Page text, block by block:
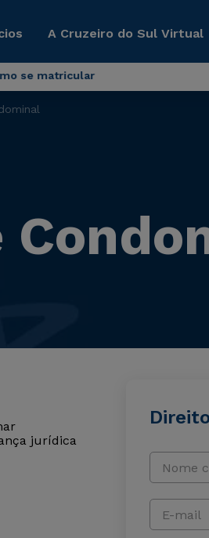
A Cruzeiro do Sul Virtual
se matricular
jurídica
Nome
E-mail